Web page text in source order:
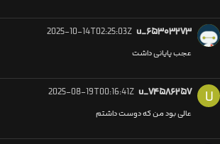
u_۶۵۳۰۳۲۷۳ 2025-10-14T02:25:03Z
عجب پایانی داشت
U u_۷۴۵۸۶۲۵۷ 2025-08-19T00:16:41Z
عالی بود من که دوست داشتم